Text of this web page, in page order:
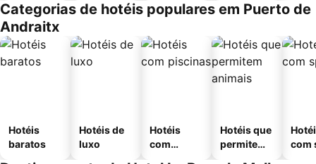
Categorias de hotéis populares em Puerto de
Andraitx
Hotéis
baratos
Hotéis de
luxo
Hotéis
com
Hotéis que
permitem
com